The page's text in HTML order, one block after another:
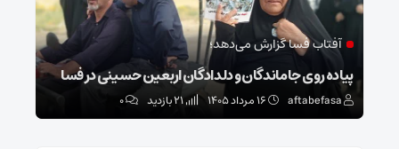
آفتاب فسا گزارش می‌دهد؛
پیاده روی جاماندگان و دلدادگان اربعین حسینی در فسا
aftabefasa 21 بازدید ۰